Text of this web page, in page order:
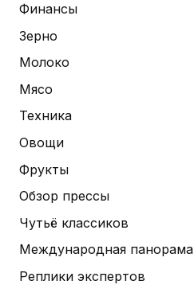
Финансы
Зерно
Молоко
Мясо
Техника
Овощи
Фрукты
Обзор прессы
Чутьё классиков
Международная панорама
Реплики экспертов